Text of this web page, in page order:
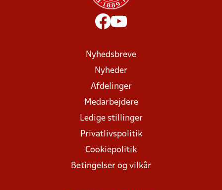
Nyhedsbreve
Nyheder
Afdelinger
Medarbejdere
Ledige stillinger
Privatlivspolitik
Cookiepolitik
Betingelser og vilkår